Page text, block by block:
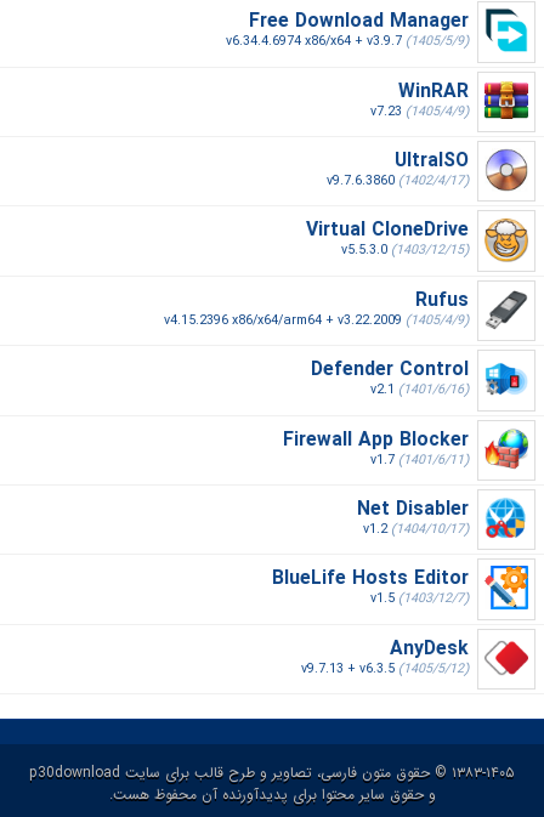
Free Download Manager
v6.34.4.6974 x86/x64 + v3.9.7 (1405/5/9)
WinRAR
v7.23 (1405/4/9)
UltraISO
v9.7.6.3860 (1402/4/17)
Virtual CloneDrive
v5.5.3.0 (1403/12/15)
Rufus
v4.15.2396 x86/x64/arm64 + v3.22.2009 (1405/4/9)
Defender Control
v2.1 (1401/6/16)
Firewall App Blocker
v1.7 (1401/6/11)
Net Disabler
v1.2(1404/10/17)
BlueLife Hosts Editor
v1.5 (1403/12/7)
AnyDesk
v9.7.13 + v6.3.5 (1405/5/12)
۱۳۸۳-۱۴۰۵ © حقوق متون فارسی، تصاویر و طرح قالب برای سایت p30download
و حقوق سایر محتوا برای پدیدآورنده آن محفوظ هست.